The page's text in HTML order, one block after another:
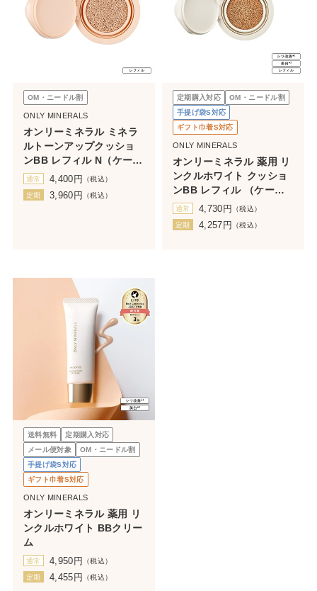
OM・ニードル割
ONLY MINERALS
オンリーミネラル ミネラ
ルトーンアップクッショ
ンBB レフィル N（ケース
なし）
通常 4,400 円 （税込）
定期 3,960 円 （税込）
定期購入対応
OM・ニードル割
手提げ袋S対応
ギフト巾着S対応
ONLY MINERALS
オンリーミネラル 薬用 リ
ンクルホワイト クッショ
ンBB レフィル （ケース
なし）
通常 4,730 円 （税込）
定期 4,257 円 （税込）
送料無料
定期購入対応
メール便対象
OM・ニードル割
手提げ袋S対応
ギフト巾着S対応
ONLY MINERALS
オンリーミネラル 薬用 リ
ンクルホワイト BBクリー
ム
通常 4,950 円 （税込）
定期 4,455 円 （税込）